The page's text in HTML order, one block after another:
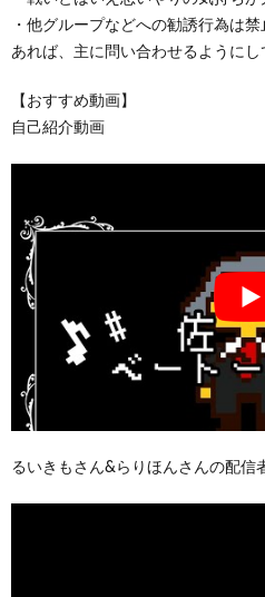
・他グループなどへの勧誘行為は
あれば、主に問い合わせるようにし
【おすすめ動画】
自己紹介動画
るいきもさん&らりほんさんの配信